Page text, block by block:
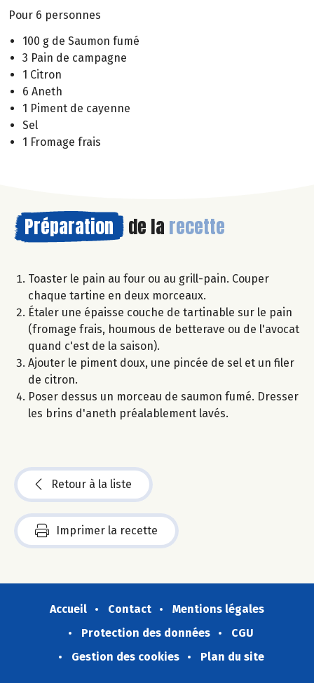
Pour 6 personnes
100 g de Saumon fumé
3 Pain de campagne
1 Citron
6 Aneth
1 Piment de cayenne
Sel
1 Fromage frais
Préparation de la recette
Toaster le pain au four ou au grill-pain. Couper
chaque tartine en deux morceaux.
Étaler une épaisse couche de tartinable sur le pain
(fromage frais, houmous de betterave ou de l'avocat
quand c'est de la saison).
Ajouter le piment doux, une pincée de sel et un filer
de citron.
Poser dessus un morceau de saumon fumé. Dresser
les brins d'aneth préalablement lavés.
Retour à la liste
Imprimer la recette
Accueil Contact
Mentions légales
Protection des données
CGU
Gestion des cookies
Plan du site